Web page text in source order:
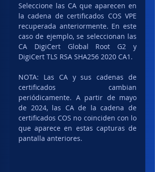
Seleccione las CA que aparecen en
la cadena de certificados COS VPE
recuperada anteriormente. En este
caso de ejemplo, se seleccionan las
CA DigiCert Global Root G2 y
DigiCert TLS RSA SHA256 2020 CA1.
NOTA: Las CA y sus cadenas de
certificados cambian
periódicamente. A partir de mayo
de 2024, las CA de la cadena de
certificados COS no coinciden con lo
que aparece en estas capturas de
pantalla anteriores.